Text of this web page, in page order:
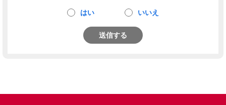
はい いいえ
送信する